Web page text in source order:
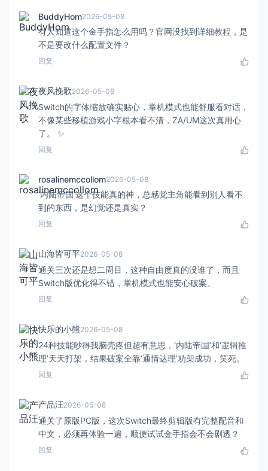
BuddyHom2026-05-08
有人知道这个金手指怎么用吗？官网没找到详细教程，是
不是要改什么配置文件？
回复
夜风挽歌2026-05-08
Switch的字体缩放确实贴心，掌机模式也能舒服看对话，
不像某些移植游戏小字根本看不清，ZA/UM这次真用心
了。 ✨
回复
rosalinemccollom2026-05-08
‘内陆帝国’这个技能真的神，总感觉主角能看到别人看不
到的东西，是幻觉还是真实？
回复
山海皆可平2026-05-08
通关三次还是想二周目，这种自由度真的没谁了，而且
Switch版优化得不错，掌机模式也能安心破案。
回复
快乐的小熊2026-05-08
24种技能吵得我脑壳疼但超有意思，‘内陆帝国’和‘逻辑推
理’天天打架，结果破案全靠‘通情达理’劝架成功，笑死。
回复
产品汪2026-05-08
通关了原版PC版，这次Switch最终剪辑版有完整配音和
中文，必须再体验一遍，顺便试试金手指会不会剧透？
回复